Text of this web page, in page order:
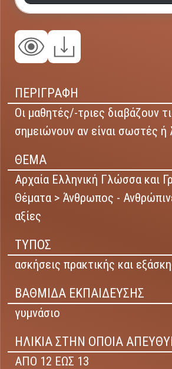
ΠΕΡΙΓΡΑΦΗ
Οι μαθητές/-τριες διαβάζουν
σημειώνουν αν είναι σωστές ή
ΘΕΜΑ
Αρχαία Ελληνική Γλώσσα και
Θέματα > Άνθρωπος -
αξίες
ΤΥΠΟΣ
ασκήσεις πρακτικής και
ΒΑΘΜΙΔΑ ΕΚΠΑΙΔΕΥΣΗΣ
γυμνάσιο
ΗΛΙΚΙΑ ΣΤΗΝ ΟΠΟΙΑ
ΑΠΟ 12 ΕΩΣ 13